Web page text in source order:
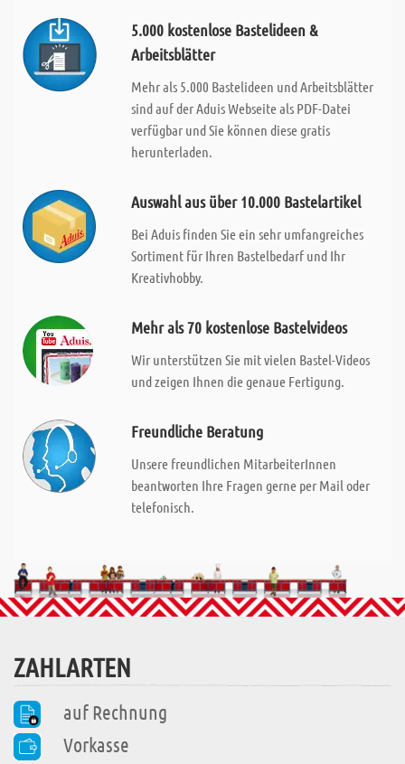
5.000 kostenlose Bastelideen &
Arbeitsblätter
Mehr als 5.000 Bastelideen und Arbeitsblätter
sind auf der Aduis Webseite als PDF-Datei
verfügbar und Sie können diese gratis
herunterladen.
Auswahl aus über 10.000 Bastelartikel
Bei Aduis finden Sie ein sehr umfangreiches
Sortiment für Ihren Bastelbedarf und Ihr
Kreativhobby.
Mehr als 70 kostenlose Bastelvideos
Wir unterstützen Sie mit vielen Bastel-Videos
und zeigen Ihnen die genaue Fertigung.
Freundliche Beratung
Unsere freundlichen MitarbeiterInnen
beantworten Ihre Fragen gerne per Mail oder
telefonisch.
ZAHLARTEN
auf Rechnung
Vorkasse